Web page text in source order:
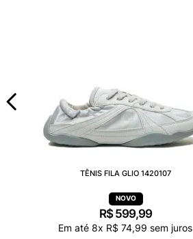
TÊNIS FILA GLIO 1420107
R$ 599,99
Em até 8x R$ 74,99 sem juros